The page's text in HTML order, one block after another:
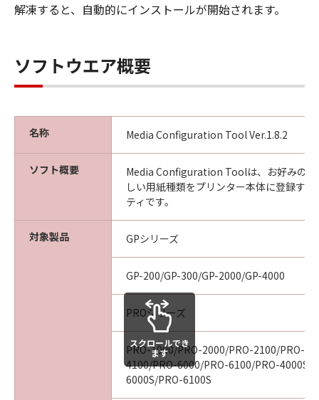
見された場合には、キヤノンは、「メディ
(1) 「本ソフトウエア」は、『現状のまま』の
状態で使用許諾されます。キヤノン、キヤノン
は、「本ソフトウエア」に関して、商品性及び
特定の目的への適合性の保証を含め、いかなる
保証も、明示たると黙示たるとを問わず一切し
ないものとします。
(2) キヤノン、キヤノンの関連会社、それらの販
売代理店及び販売店は、「許諾ソフトウエア」
の使用または使用不能から生ずるいかなる損害
（逸失利益及びその他の派生的または付随的な
損害を含むがこれらに限定されない）につい
て、一切の責任を負わないものとします。例
え、キヤノン、キヤノンの関連会社、それらの
販売代理店及び販売店がかかる損害の可能性に
ついて知らされていた場合でも同様です。
(3) キヤノン、キヤノンの関連会社、それらの販
売代理店及び販売店は、「本ソフトウエア」の
使用に起因または関連してお客様と第三者との
間に生じたいかなる紛争についても、一切責任
解凍すると、自動的にインストールが開始されます。
ソフトウエア概要
名称 Media Configuration Tool Ver.1.8.2
ソフト概要
Media Configuration Toolは、お好みの用
しい用紙種類をプリンター本体に登録す
ティです。
対象製品 GPシリーズ
GP-200/GP-300/GP-2000/GP-4000
PROシリーズ
PRO-1000/PRO-2000/PRO-2100/PRO-
4100/PRO-6000/PRO-6100/PRO-4000S/
6000S/PRO-6100S
スクロールでき
ます